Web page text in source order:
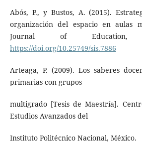
Abós, P., y Bustos, A. (2015).
organización del espacio en aulas
Journal of Education,
https://doi.org/10.25749/sis.7886
Arteaga, P. (2009). Los saberes
primarias con grupos
multigrado [Tesis de Maestría].
Estudios Avanzados del
Instituto Politécnico Nacional, México.